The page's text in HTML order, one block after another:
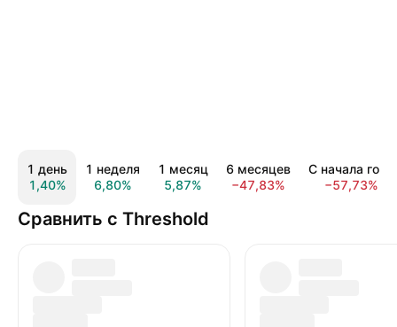
1 день
1,40%
1 неделя
6,80%
1 месяц
5,87%
6 месяцев
−47,83%
С начала года
−57,73%
Сравнить с Threshold